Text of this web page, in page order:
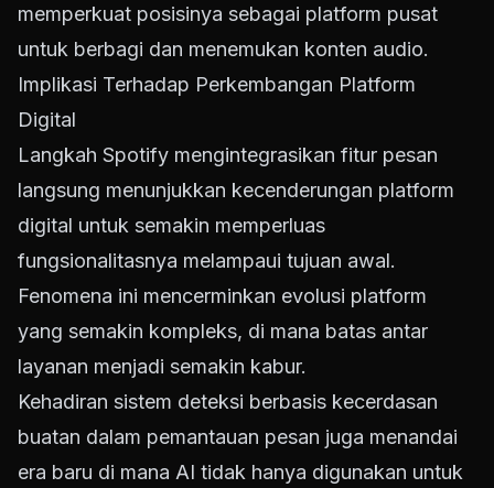
memperkuat posisinya sebagai platform pusat
untuk berbagi dan menemukan konten audio.
Implikasi Terhadap Perkembangan Platform
Digital
Langkah Spotify mengintegrasikan fitur pesan
langsung menunjukkan kecenderungan platform
digital untuk semakin memperluas
fungsionalitasnya melampaui tujuan awal.
Fenomena ini mencerminkan evolusi platform
yang semakin kompleks, di mana batas antar
layanan menjadi semakin kabur.
Kehadiran sistem deteksi berbasis kecerdasan
buatan dalam pemantauan pesan juga menandai
era baru di mana AI tidak hanya digunakan untuk